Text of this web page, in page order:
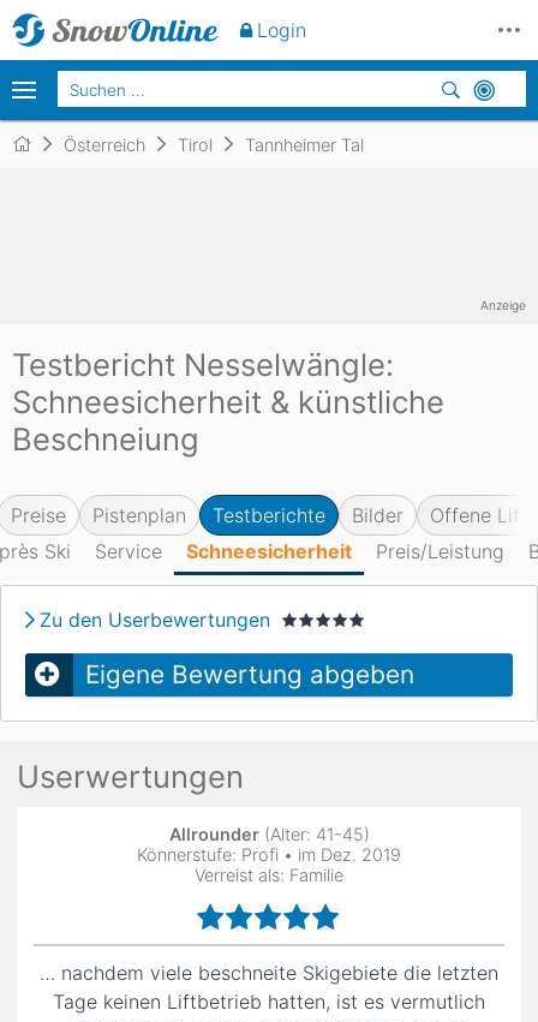
Österreich Tirol Tannheimer Tal
Testbericht Nesselwängle:
Schneesicherheit & künstliche
Beschneiung
Preise Pistenplan Testberichte Bilder
Offene
Ski
Service Schneesicherheit Preis/Leistung
Zu den Userbewertungen
Eigene Bewertung abgeben
Userwertungen
Allrounder(Alter: 41-45)
Könnerstufe: Profi • im Dez. 2019
Verreist als: Familie
… nachdem viele beschneite Skigebiete die letzten
Tage keinen Liftbetrieb hatten, ist es vermutlich
Anzeige
Login